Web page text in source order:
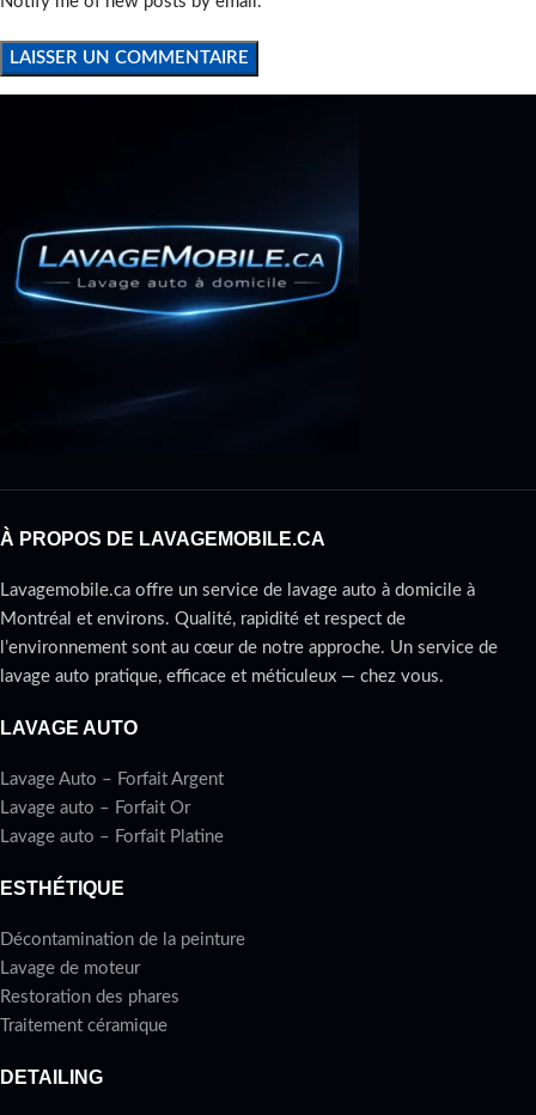
À PROPOS DE LAVAGEMOBILE.CA
Lavagemobile.ca offre un service de lavage auto à domicile à
Montréal et environs. Qualité, rapidité et respect de
l’environnement sont au cœur de notre approche. Un service de
lavage auto pratique, efficace et méticuleux — chez vous.
LAVAGE AUTO
Lavage Auto – Forfait Argent
Lavage auto – Forfait Or
Lavage auto – Forfait Platine
ESTHÉTIQUE
Décontamination de la peinture
Lavage de moteur
Restoration des phares
Traitement céramique
DETAILING